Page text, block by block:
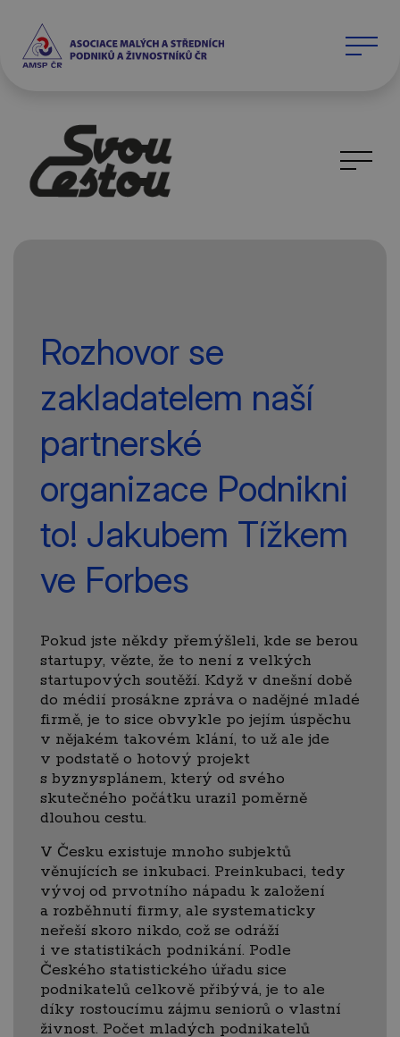
Rozhovor se
zakladatelem naší
partnerské
organizace Podnikni
to! Jakubem Tížkem
ve Forbes
Pokud jste někdy přemýšleli, kde se berou
startupy, vězte, že to není z velkých
startupových soutěží. Když v dnešní době
do médií prosákne zpráva o nadějné mladé
firmě, je to sice obvykle po jejím úspěchu
v nějakém takovém klání, to už ale jde
v podstatě o hotový projekt
s byznysplánem, který od svého
skutečného počátku urazil poměrně
dlouhou cestu.
V Česku existuje mnoho subjektů
věnujících se inkubaci. Preinkubaci, tedy
vývoj od prvotního nápadu k založení
a rozběhnutí firmy, ale systematicky
neřeší skoro nikdo, což se odráží
i ve statistikách podnikání. Podle
Českého statistického úřadu sice
podnikatelů celkově přibývá, je to ale
díky rostoucímu zájmu seniorů o vlastní
živnost. Počet mladých podnikatelů